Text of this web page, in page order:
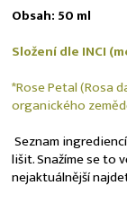
Obsah: 50 ml
Složení dle INCI
*Rose Petal (Rosa
organického
Seznam
lišit. Snažíme se to
nejaktuálnější